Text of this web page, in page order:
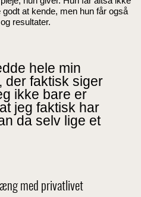
at kende, men hun får også
resultater.
hele min
der faktisk siger
ikke bare er
jeg faktisk har
da selv lige et
med privatlivet